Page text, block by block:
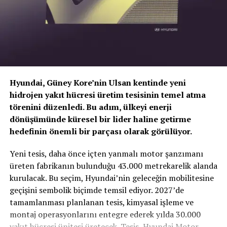
öngörülebilir olması çok önemli. Bu nedenle 2022 için
500-750 bin adetler arasında geniş bir bantta tahmin
Yeni Toyota Yaris
Sport ile Yere Basıyor
Türkiye’nin otomobiliTOGG T10Xgibi yüksek tork
değerlerine sahip elektrikli araçlarda, lastiğin zemine
tutunma kabiliyeti çok daha kritiktir.E-carturkiyeekibi
olarak bizzat deneyimlediğimizPetlas Snowmaster 2
Hyundai, Güney Kore’nin Ulsan kentinde yeni
hidrojen yakıt hücresi üretim tesisinin temel atma
törenini düzenledi. Bu adım, ülkeyi enerji
dönüşümünde küresel bir lider haline getirme
hedefinin önemli bir parçası olarak görülüyor.
Yeni tesis, daha önce içten yanmalı motor şanzımanı
üreten fabrikanın bulunduğu 43.000 metrekarelik alanda
kurulacak. Bu seçim, Hyundai’nin geleceğin mobilitesine
geçişini sembolik biçimde temsil ediyor. 2027’de
tamamlanması planlanan tesis, kimyasal işleme ve
montaj operasyonlarını entegre ederek yılda 30.000